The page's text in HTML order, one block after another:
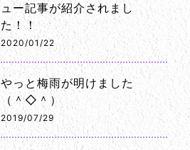
ュー記事が紹介されまし
た！！
2020/01/22
やっと梅雨が明けました
（＾◇＾）
2019/07/29